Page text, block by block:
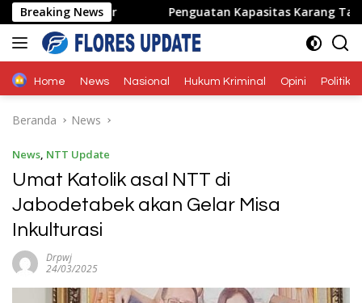
Langsung
ke
konten
Breaking News
Hadir Penguatan Kapasitas Karang Taruna,
Home News Nasional Hukum Kriminal Opini Politik
Beranda News
News, NTT Update
Umat Katolik asal NTT di
Jabodetabek akan Gelar Misa
Inkulturasi
Drpwj
24/03/2025